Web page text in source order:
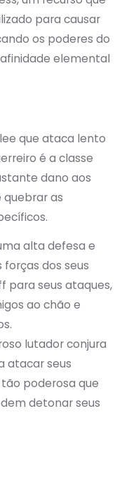
para causar
os poderes do
elemental
que ataca lento
é a classe
dano aos
quebrar as
alta defesa e
dos seus
para seus ataques,
ao chão e
lutador conjura
atacar seus
poderosa que
detonar seus